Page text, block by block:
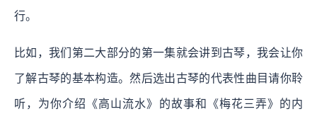
行。
比如，我们第二大部分的第一集就会讲到古琴，我会让你
了解古琴的基本构造。然后选出古琴的代表性曲目请你聆
听，为你介绍《高山流水》的故事和《梅花三弄》的内